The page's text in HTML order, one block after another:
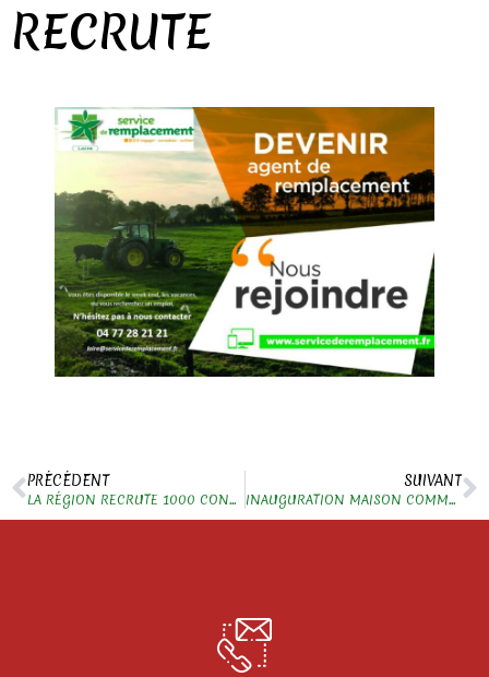
RECRUTE
PRÉCÉDENT
LA RÉGION RECRUTE 1000 CONDUCTEURS DE BUS
SUIVANT
INAUGURATION MAISON COMMUNE